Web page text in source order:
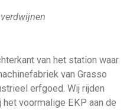
van het station waar
van Grasso
erfgoed. Wij rijden
voormalige EKP aan de